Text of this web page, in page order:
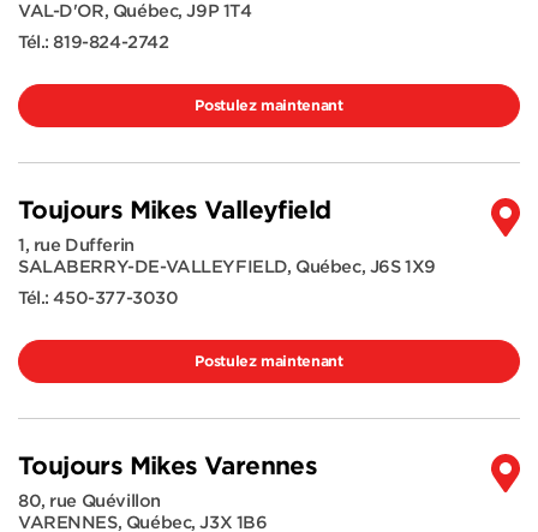
VAL-D'OR, Québec,J9P 1T4
Tél.:819-824-2742
Postulez maintenant
Toujours Mikes Valleyfield
1, rue Dufferin
SALABERRY-DE-VALLEYFIELD, Québec, J6S 1X9
Tél.:450-377-3030
Postulez maintenant
Toujours Mikes Varennes
80, rue Quévillon
VARENNES, Québec,J3X 1B6